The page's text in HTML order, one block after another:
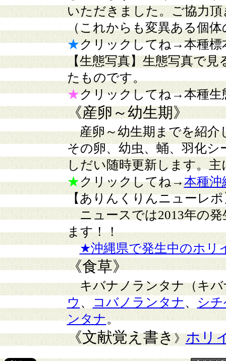
いただきました。ご協力
（これからも変異ある個
★クリックしてね→本種標
【生態写真】 生態写真で見
たものです。
★クリックしてね→本種生
《産卵～幼生期》
産卵～幼生期までを紹介
その卵、幼虫、蛹、羽化
しだい随時更新します。
★クリックしてね→本種沖
【ありんくりんニューレポ
ニュースでは2013年の発
ます！！
★沖縄県で発生中のホリ
《食草》
キバナノランタナ（キバ
ウ 、 コバノランタナ、 シ
ンタナ。
《文献覚え書き》ホリ